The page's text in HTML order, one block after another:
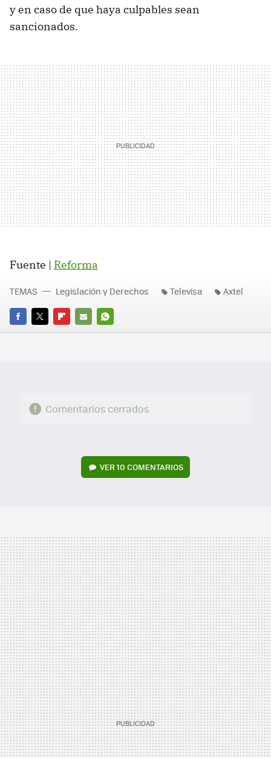
y en caso de que haya culpables sean
sancionados.
Fuente | Reforma
FACEBOOK
TWITTERFLIPBOARD
E-
WHATSAPP
TEMAS Legislación y Derechos Televisa Axtel
Comentarios cerrados
VER10 COMENTARIOS